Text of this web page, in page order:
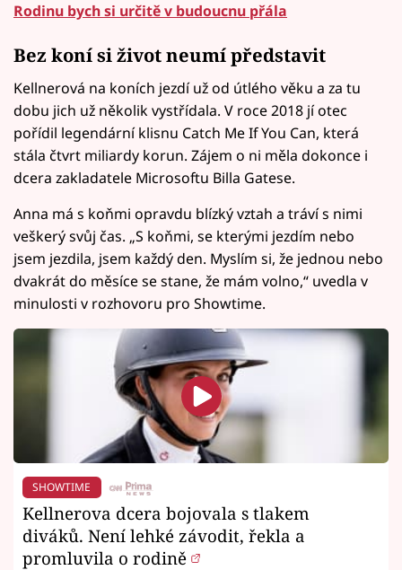
Rodinu bych si určitě v budoucnu přála
Bez koní si život neumí představit
Kellnerová na koních jezdí už od útlého věku a za tu
dobu jich už několik vystřídala. V roce 2018 jí otec
pořídil legendární klisnu Catch Me If You Can, která
stála čtvrt miliardy korun. Zájem o ni měla dokonce i
dcera zakladatele Microsoftu Billa Gatese.
Anna má s koňmi opravdu blízký vztah a tráví s nimi
veškerý svůj čas. „S koňmi, se kterými jezdím nebo
jsem jezdila, jsem každý den. Myslím si, že jednou nebo
dvakrát do měsíce se stane, že mám volno,“ uvedla v
minulosti v rozhovoru pro Showtime.
SHOWTIME
Kellnerova dcera bojovala s tlakem
diváků. Není lehké závodit, řekla a
promluvila o rodině